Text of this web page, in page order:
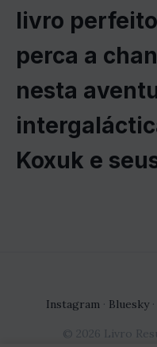
livro
perca a
nesta
Koxuk e
Instagram · Bluesky·
© 2026 Livro